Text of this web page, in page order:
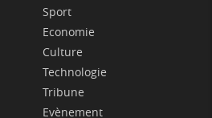
Sport
Economie
Culture
Technologie
Tribune
Evènement